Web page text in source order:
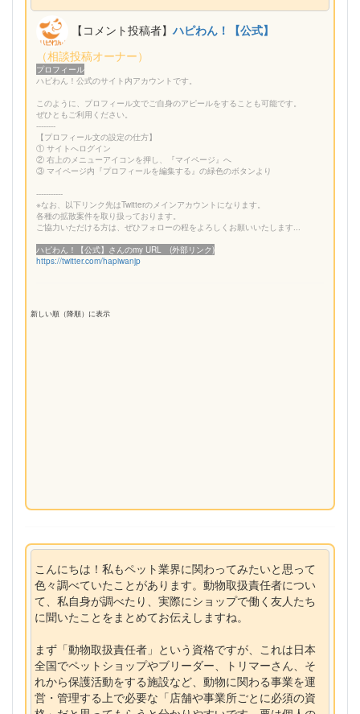
【コメント投稿者】ハピわん！【公式】
（相談投稿オーナー）
プロフィール
ハピわん！公式のサイト内アカウントです。
このように、プロフィール文でご自身のアピールをすることも可能です。
ぜひともご利用ください。
--------
【プロフィール文の設定の仕方】
① サイトへログイン
② 右上のメニューアイコンを押し、『マイページ』へ
③ マイページ内『プロフィールを編集する』の緑色のボタンより
-----------
※なお、以下リンク先はTwitterのメインアカウントになります。
各種の拡散案件を取り扱っております。
ご協力いただける方は、ぜひフォローの程をよろしくお願いいたします...
ハピわん！【公式】さんのmy URL (外部リンク)
https://twitter.com/hapiwanjp
新しい順（降順）に表示
こんにちは！私もペット業界に関わってみたいと思って
色々調べていたことがあります。動物取扱責任者につい
て、私自身が調べたり、実際にショップで働く友人たち
に聞いたことをまとめてお伝えしますね。
まず「動物取扱責任者」という資格ですが、これは日本
全国でペットショップやブリーダー、トリマーさん、そ
れから保護活動をする施設など、動物に関わる事業を運
営・管理する上で必要な「店舗や事業所ごとに必須の資